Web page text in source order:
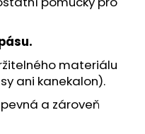
materiálu
ani kanekalon).
a zároveň